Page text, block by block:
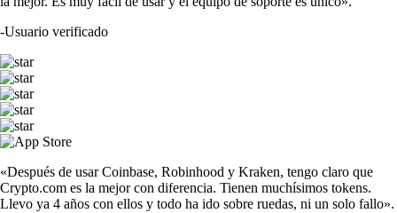
-Usuario verificado
«Después de usar Coinbase, Robinhood y Kraken, tengo claro que
Crypto.com es la mejor con diferencia. Tienen muchísimos tokens.
Llevo ya 4 años con ellos y todo ha ido sobre ruedas, ni un solo fallo».